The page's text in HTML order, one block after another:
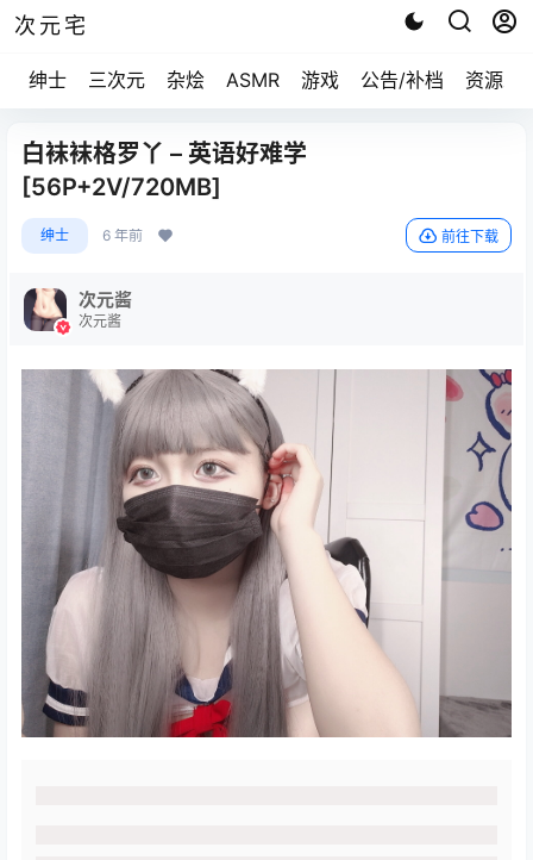
次元宅
绅士 三次元 杂烩 ASMR 游戏 公告/补档 资源求
白袜袜格罗丫 – 英语好难学
[56P+2V/720MB]
绅士 6 年前 前往下载
次元酱
次元酱